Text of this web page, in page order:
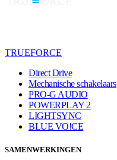
TRUEFORCE
Direct Drive
Mechanische schakelaars
PRO-G AUDIO
POWERPLAY 2
LIGHTSYNC
BLUE VO!CE
SAMENWERKINGEN